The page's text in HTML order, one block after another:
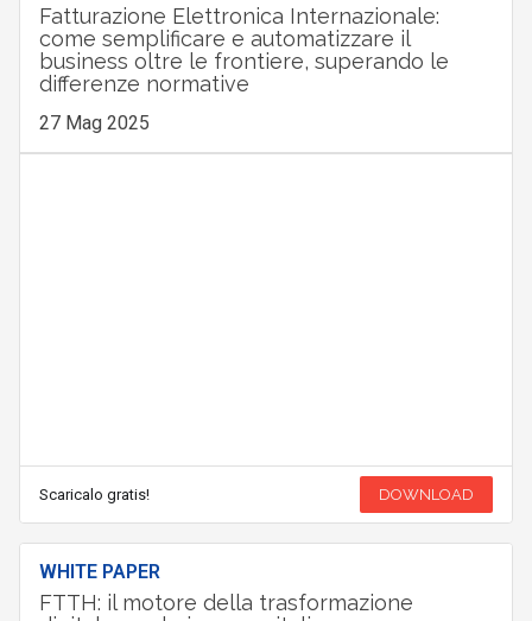
Fatturazione Elettronica Internazionale:
come semplificare e automatizzare il
business oltre le frontiere, superando le
differenze normative
27 Mag 2025
Scaricalo gratis! DOWNLOAD
WHITE PAPER
FTTH: il motore della trasformazione